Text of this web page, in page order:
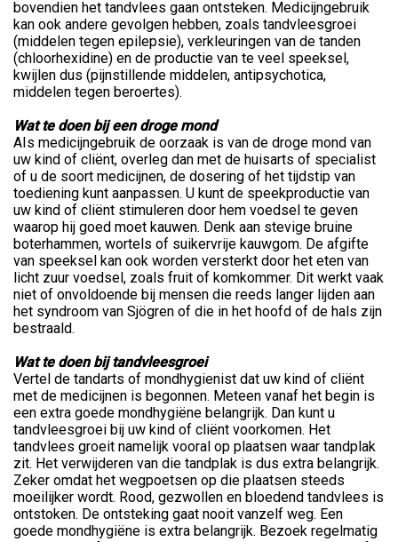
bovendien het tandvlees gaan ontsteken. Medicijngebruik
kan ook andere gevolgen hebben, zoals tandvleesgroei
(middelen tegen epilepsie), verkleuringen van de tanden
(chloorhexidine) en de productie van te veel speeksel,
kwijlen dus (pijnstillende middelen, antipsychotica,
middelen tegen beroertes).
Wat te doen bij een droge mond
AIs medicijngebruik de oorzaak is van de droge mond van
uw kind of cliënt, overleg dan met de huisarts of specialist
of u de soort medicijnen, de dosering of het tijdstip van
toediening kunt aanpassen. U kunt de speekproductie van
uw kind of cliënt stimuleren door hem voedsel te geven
waarop hij goed moet kauwen. Denk aan stevige bruine
boterhammen, wortels of suikervrije kauwgom. De afgifte
van speeksel kan ook worden versterkt door het eten van
licht zuur voedsel, zoals fruit of komkommer. Dit werkt vaak
niet of onvoldoende bij mensen die reeds langer lijden aan
het syndroom van Sjögren of die in het hoofd of de hals zijn
bestraald.
Wat te doen bij tandvleesgroei
Vertel de tandarts of mondhygienist dat uw kind of cliënt
met de medicijnen is begonnen. Meteen vanaf het begin is
een extra goede mondhygiëne belangrijk. Dan kunt u
tandvleesgroei bij uw kind of cliënt voorkomen. Het
tandvlees groeit namelijk vooral op plaatsen waar tandplak
zit. Het verwijderen van die tandplak is dus extra belangrijk.
Zeker omdat het wegpoetsen op die plaatsen steeds
moeilijker wordt. Rood, gezwollen en bloedend tandvlees is
ontstoken. De ontsteking gaat nooit vanzelf weg. Een
goede mondhygiëne is extra belangrijk. Bezoek regelmatig